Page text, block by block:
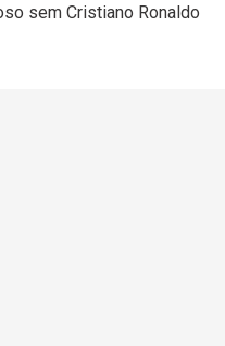
sem Cristiano Ronaldo